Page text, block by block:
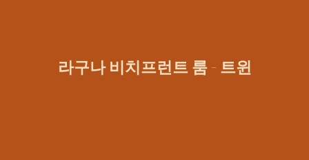
라구나 비치프런트 룸 - 트윈